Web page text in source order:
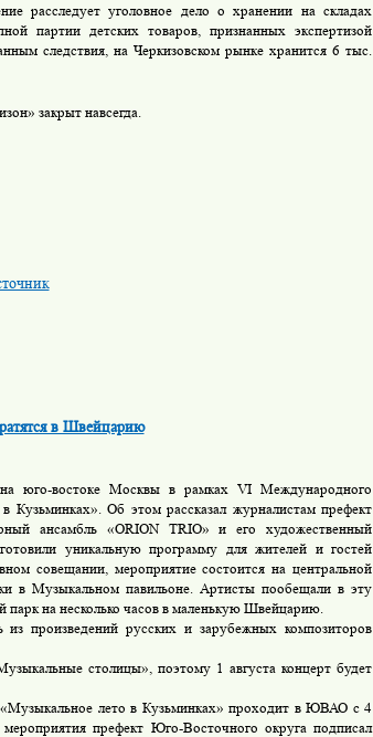
расследует уголовное дело о хранении на складах
партии детских товаров, признанных экспертизой
следствия, на Черкизовском рынке хранится 6 тыс.
закрыт навсегда.
в Швейцарию
юго-востоке Москвы в рамках VI Международного
Кузьминках». Об этом рассказал журналистам префект
ансамбль «ORION TRIO» и его художественный
уникальную программу для жителей и гостей
совещании, мероприятие состоится на центральной
в Музыкальном павильоне. Артисты пообещали в эту
парк на несколько часов в маленькую Швейцарию.
из произведений русских и зарубежных композиторов
столицы», поэтому 1 августа концерт будет
лето в Кузьминках» проходит в ЮВАО с 4
префект Юго-Восточного округа подписал